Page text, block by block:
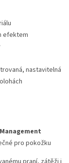
efektem
nastavitelná
pro pokožku